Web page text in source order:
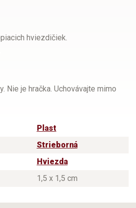
hviezdičiek.
Nie je hračka. Uchovávajte mimo
Plast
Strieborná
Hviezda
1,5 x 1,5 cm